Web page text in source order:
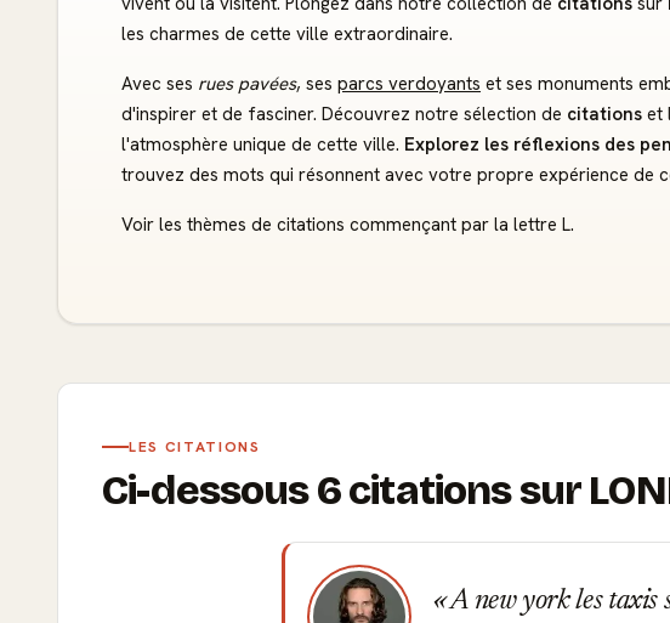
les charmes de cette ville extraordinaire.
Avec ses rues pavées, ses parcs verdoyants et ses monuments
d'inspirer et de fasciner. Découvrez notre sélection de citations et
l'atmosphère unique de cette ville. Explorez les réflexions des
trouvez des mots qui résonnent avec votre propre expérience de
Voir les thèmes de citations commençant par la lettre L.
LES CITATIONS
Ci-dessous 6 citations sur
A new york les taxis